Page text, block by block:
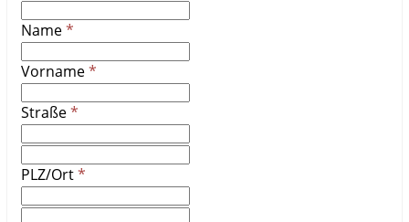
Name
Vorname
Straße
PLZ/Ort